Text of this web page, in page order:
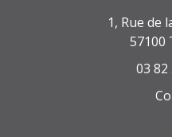
1, Rue de
57100
03 82